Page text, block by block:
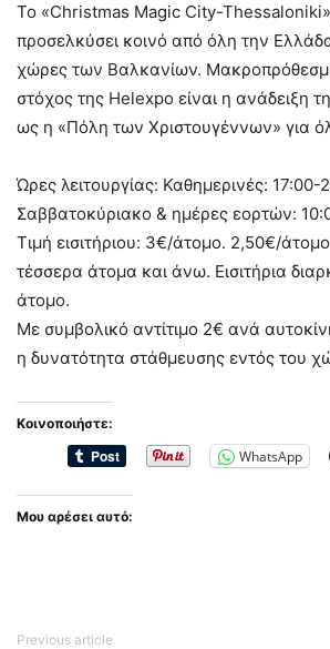
Το «Christmas Magic City-
προσελκύσει κοινό από όλη την
χώρες των Βαλκανίων.
στόχος της Helexpo είναι η ανάδειξη
ως η «Πόλη των Χριστουγέννων» για
Ώρες λειτουργίας: Καθημερινές: 17:00-
Σαββατοκύριακο & ημέρες εορτών:
Τιμή εισιτήριου: 3€/άτομο. 2,50€/
τέσσερα άτομα και άνω. Εισιτήρια
άτομο.
Με συμβολικό αντίτιμο 2€ ανά
η δυνατότητα στάθμευσης εντός του
Κοινοποιήστε:
WhatsApp
Μου αρέσει αυτό:
Previous article